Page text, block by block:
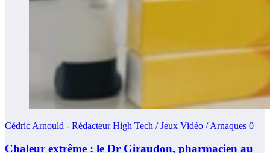
Cédric Arnould - Rédacteur High Tech / Jeux Vidéo / Arnaques 0
Chaleur extrême : le Dr Giraudon, pharmacien au